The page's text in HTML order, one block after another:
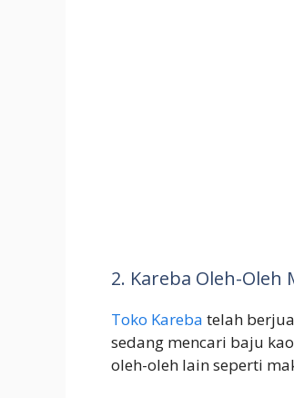
2. Kareba Oleh-Oleh
Toko Kareba telah
sedang mencari baju
oleh-oleh lain seperti